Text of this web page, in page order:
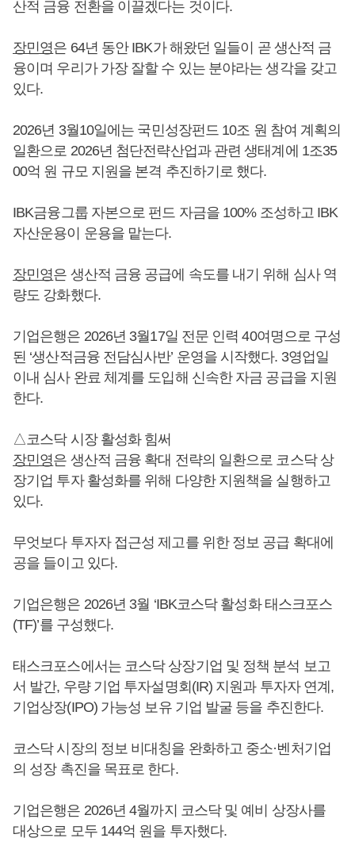
산적 금융 전환을 이끌겠다는 것이다.
장민영은 64년 동안 IBK가 해왔던 일들이 곧 생산적 금
융이며 우리가 가장 잘할 수 있는 분야라는 생각을 갖고
있다.
2026년 3월10일에는 국민성장펀드 10조 원 참여 계획의
일환으로 2026년 첨단전략산업과 관련 생태계에 1조35
00억 원 규모 지원을 본격 추진하기로 했다.
IBK금융그룹 자본으로 펀드 자금을 100% 조성하고 IBK
자산운용이 운용을 맡는다.
장민영은 생산적 금융 공급에 속도를 내기 위해 심사 역
량도 강화했다.
기업은행은 2026년 3월17일 전문 인력 40여명으로 구성
된 ‘생산적금융 전담심사반’ 운영을 시작했다. 3영업일
이내 심사 완료 체계를 도입해 신속한 자금 공급을 지원
한다.
△코스닥 시장 활성화 힘써
장민영은 생산적 금융 확대 전략의 일환으로 코스닥 상
장기업 투자 활성화를 위해 다양한 지원책을 실행하고
있다.
무엇보다 투자자 접근성 제고를 위한 정보 공급 확대에
공을 들이고 있다.
기업은행은 2026년 3월 ‘IBK코스닥 활성화 태스크포스
(TF)’를 구성했다.
태스크포스에서는 코스닥 상장기업 및 정책 분석 보고
서 발간, 우량 기업 투자설명회(IR) 지원과 투자자 연계,
기업상장(IPO) 가능성 보유 기업 발굴 등을 추진한다.
코스닥 시장의 정보 비대칭을 완화하고 중소·벤처기업
의 성장 촉진을 목표로 한다.
기업은행은 2026년 4월까지 코스닥 및 예비 상장사를
대상으로 모두 144억 원을 투자했다.